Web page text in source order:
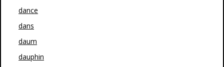
dance
dans
daum
dauphin